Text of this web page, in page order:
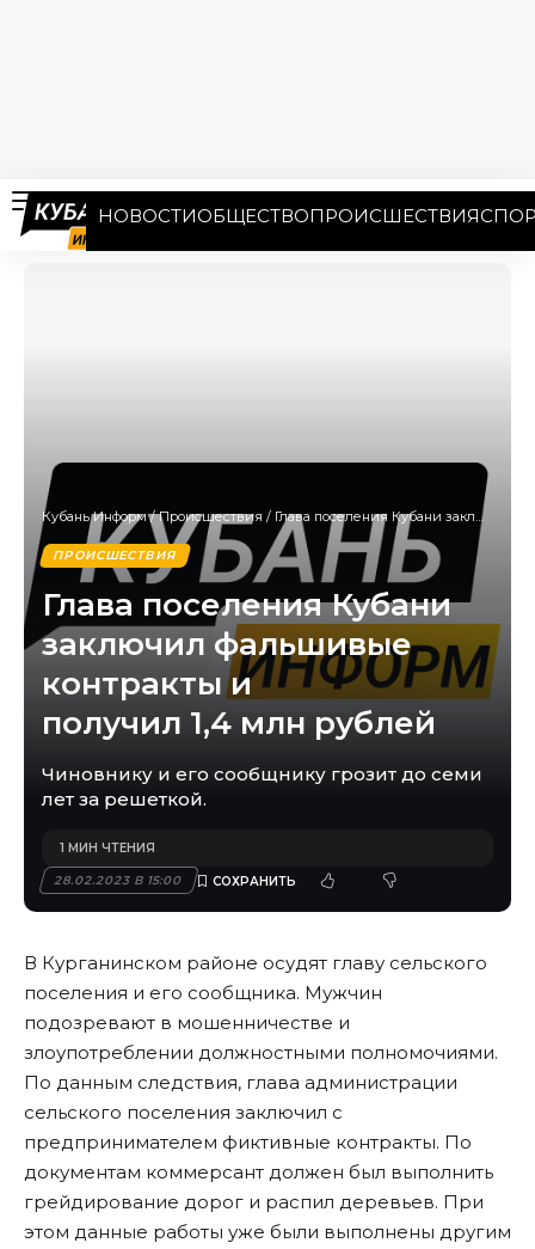
НОВОСТИОБЩЕСТВОПРОИСШЕСТВИЯ
Кубань Информ/Происшествия / Глава поселения Кубани заключил фальшивые контракты и получил 1,4 млн рублей
ПРОИСШЕСТВИЯ
Глава поселения Кубани
заключил фальшивые
контракты и
получил 1,4 млн рублей
Чиновнику и его сообщнику грозит до семи
лет за решеткой.
28.02.2023 В 15:00
1 МИН ЧТЕНИЯ
В Курганинском районе осудят главу сельского
поселения и его сообщника. Мужчин
подозревают в мошенничестве и
злоупотреблении должностными полномочиями.
По данным следствия, глава администрации
сельского поселения заключил с
предпринимателем фиктивные контракты. По
документам коммерсант должен был выполнить
грейдирование дорог и распил деревьев. При
этом данные работы уже были выполнены другим